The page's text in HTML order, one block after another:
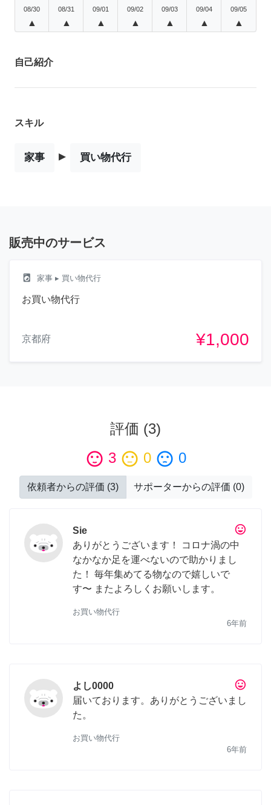
08/30
▲
08/31
▲
09/01
▲
09/02
▲
09/03
▲
09/04
▲
09/05
▲
自己紹介
スキル
家事 ▸ 買い物代行
販売中のサービス
local_laundry_service 家事 ▸ 買い物代行
お買い物代行
京都府 ¥1,000
評価 (3)
sentiment_satisfied 3 sentiment_neutral 0 sentiment_dissatisfied 0
依頼者からの評価 (3) サポーターからの評価 (0)
tag_faces
Sie
ありがとうございます！ コロナ渦の中
なかなか足を運べないので助かりまし
た！ 毎年集めてる物なので嬉しいで
す〜 またよろしくお願いします。
お買い物代行
6年前
tag_faces
よし0000
届いております。ありがとうございまし
た。
お買い物代行
6年前